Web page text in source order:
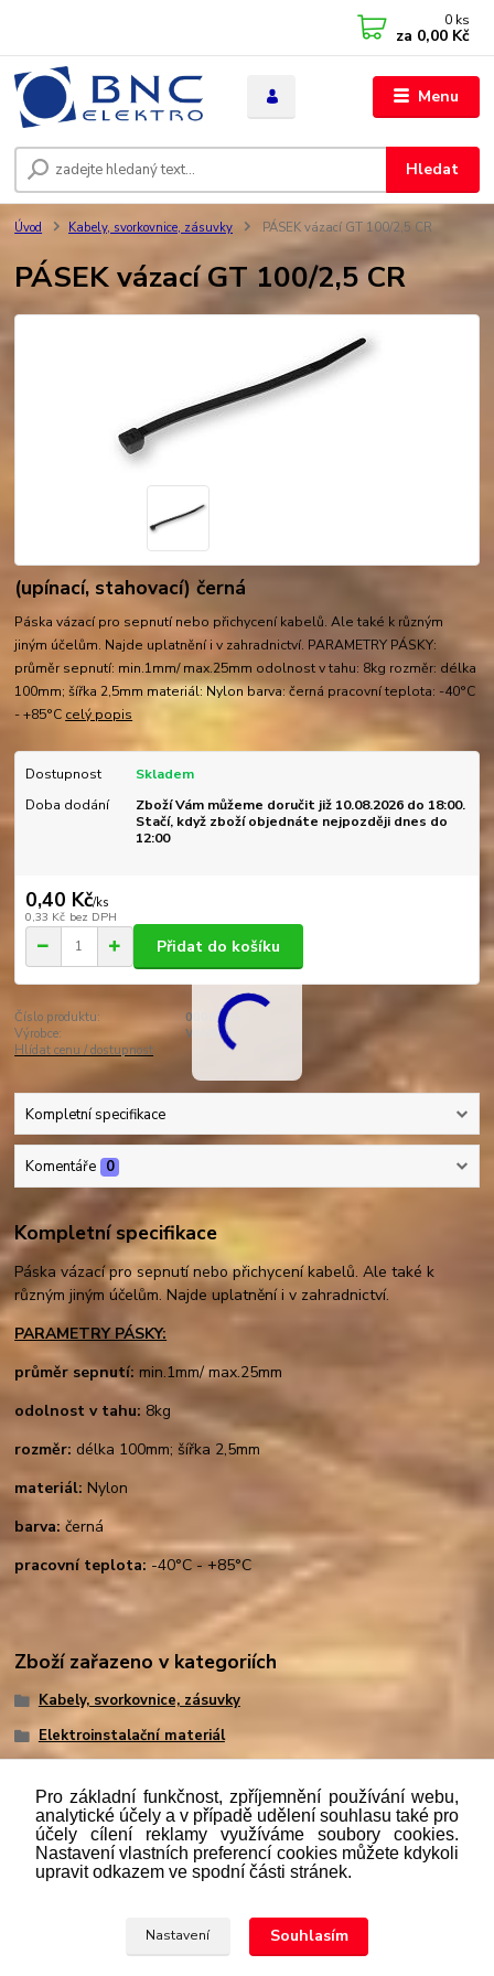
Menu
Hledat
0 ks
za 0,00 Kč
Úvod Kabely, svorkovnice, zásuvky PÁSEK vázací GT 100/2,5 CR
PÁSEK vázací GT 100/2,5 CR
(upínací, stahovací) černá
Páska vázací pro sepnutí nebo přichycení kabelů. Ale také k různým
jiným účelům. Najde uplatnění i v zahradnictví. PARAMETRY PÁSKY:
průměr sepnutí: min.1mm/ max.25mm odolnost v tahu: 8kg rozměr: délka
100mm; šířka 2,5mm materiál: Nylon barva: černá pracovní teplota: -40°C
- +85°C celý popis
Dostupnost
Skladem
Doba dodání
Zboží Vám můžeme doručit již 10.08.2026 do 18:00.
Stačí, když zboží objednáte nejpozději dnes do
12:00
0,40 Kč/ks
0,33 Kč bez DPH
Přidat do košíku
Číslo produktu:
00060VA
Výrobce:
WAPRO
Hlídat cenu / dostupnost
Kompletní specifikace
Komentáře 0
Kompletní specifikace
Páska vázací pro sepnutí nebo přichycení kabelů. Ale také k
různým jiným účelům. Najde uplatnění i v zahradnictví.
PARAMETRY PÁSKY:
průměr sepnutí: min.1mm/ max.25mm
odolnost v tahu: 8kg
rozměr: délka 100mm; šířka 2,5mm
materiál: Nylon
barva: černá
pracovní teplota: -40°C - +85°C
Zboží zařazeno v kategoriích
Kabely, svorkovnice, zásuvky
Elektroinstalační materiál
Podlezákona č. 112/mmmmm2016 Sb. o evidenci tržeb je
prodávající povinen vystavit kupujícímu účtenku. Zároveň je
případě technického výpadku pak nejpozději do 48 hodin.“
Upravit sběr cookies.
Pro základní funkčnost, zpříjemnění používání webu,
analytické účely a v případě udělení souhlasu také pro
účely cílení reklamy využíváme soubory cookies.
Nastavení vlastních preferencí cookies můžete kdykoli
upravit odkazem ve spodní části stránek.
Nastavení Souhlasím